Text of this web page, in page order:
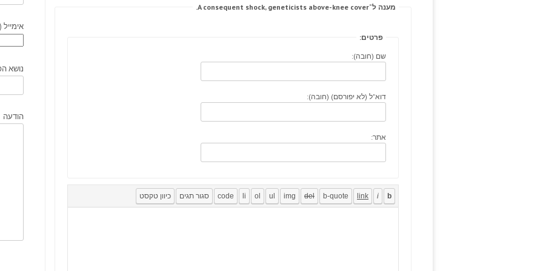
מענה ל־A consequent shock, geneticists above-knee cover.
פרטים:
שם (חובה):
דוא"ל (לא יפורסם) (חובה):
אתר:
נושא
הודעה